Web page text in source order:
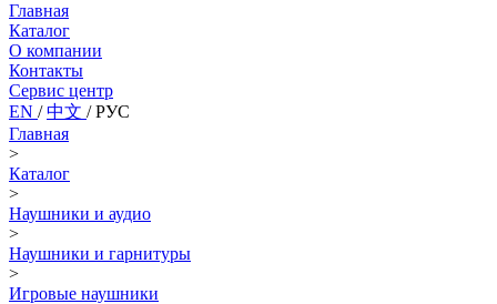
Главная
Каталог
О компании
Контакты
Сервис центр
EN /中文 /РУС
Главная
>
Каталог
>
Наушники и аудио
>
Наушники и гарнитуры
>
Игровые наушники